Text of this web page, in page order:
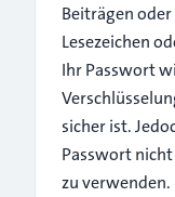
Beiträgen
Lesezeichen
Ihr Passwort
sicher ist.
Passwort
zu verwenden.